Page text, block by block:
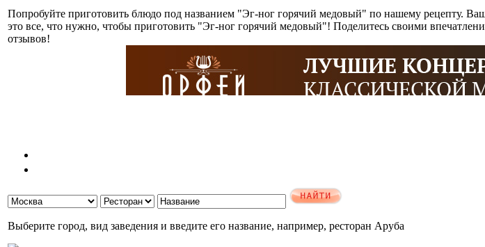
Попробуйте приготовить блюдо под названием "Эг-ног горячий медовый" по нашему рецепту.
это все, что нужно, чтобы приготовить "Эг-ног горячий медовый"! Поделитесь своими
отзывов!
Выберите город, вид заведения и введите его название, например, ресторан Аруба